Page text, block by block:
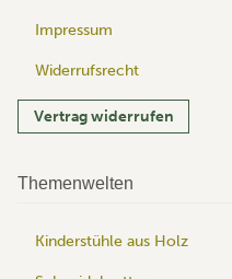
Impressum
Widerrufsrecht
Vertrag widerrufen
Themenwelten
Kinderstühle aus Holz